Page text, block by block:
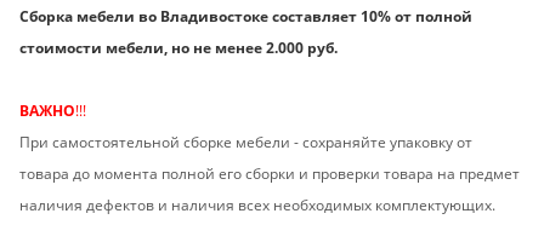
Сборка мебели во Владивостоке составляет 10% от полной
стоимости мебели, но не менее 2.000 руб.
ВАЖНО!!!
При самостоятельной сборке мебели - сохраняйте упаковку от
товара до момента полной его сборки и проверки товара на предмет
наличия дефектов и наличия всех необходимых комплектующих.